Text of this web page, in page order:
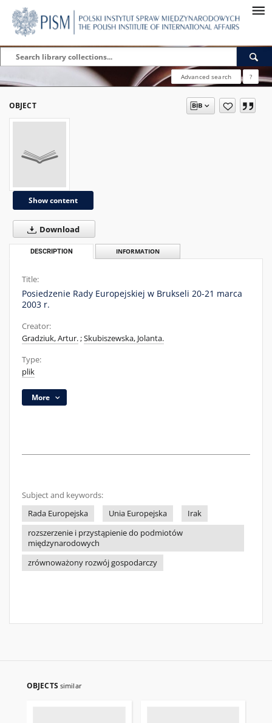
Advanced search ?
OBJECT
Show content
Download
DESCRIPTION INFORMATION
Title:
Posiedzenie Rady Europejskiej w Brukseli 20-21 marca
2003 r.
Creator:
Gradziuk, Artur.;Skubiszewska, Jolanta.
Type:
plik
More
Subject and keywords:
Rada Europejska
Unia Europejska
Irak
rozszerzenie i przystąpienie do podmiotów
międzynarodowych
zrównoważony rozwój gospodarczy
OBJECTS similar